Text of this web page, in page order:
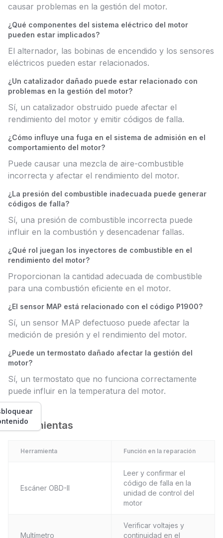
causar problemas en la gestión del motor.
¿Qué componentes del sistema eléctrico del motor
pueden estar implicados?
El alternador, las bobinas de encendido y los sensores
eléctricos pueden estar relacionados.
¿Un catalizador dañado puede estar relacionado con
problemas en la gestión del motor?
Sí, un catalizador obstruido puede afectar el
rendimiento del motor y emitir códigos de falla.
¿Cómo influye una fuga en el sistema de admisión en el
comportamiento del motor?
Puede causar una mezcla de aire-combustible
incorrecta y afectar el rendimiento del motor.
¿La presión del combustible inadecuada puede generar
códigos de falla?
Sí, una presión de combustible incorrecta puede
influir en la combustión y desencadenar fallas.
¿Qué rol juegan los inyectores de combustible en el
rendimiento del motor?
Proporcionan la cantidad adecuada de combustible
para una combustión eficiente en el motor.
¿El sensor MAP está relacionado con el código P1900?
Sí, un sensor MAP defectuoso puede afectar la
medición de presión y el rendimiento del motor.
¿Puede un termostato dañado afectar la gestión del
motor?
Sí, un termostato que no funciona correctamente
puede influir en la temperatura del motor.
Herramientas
Herramienta Función en la reparación
Escáner OBD-II
Leer y confirmar el
código de falla en la
unidad de control del
motor
Multímetro
Verificar voltajes y
continuidad en el